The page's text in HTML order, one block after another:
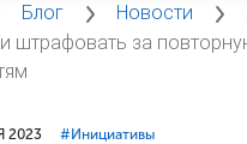
Блог Новости
штрафовать за
2023 #⁣Инициативы